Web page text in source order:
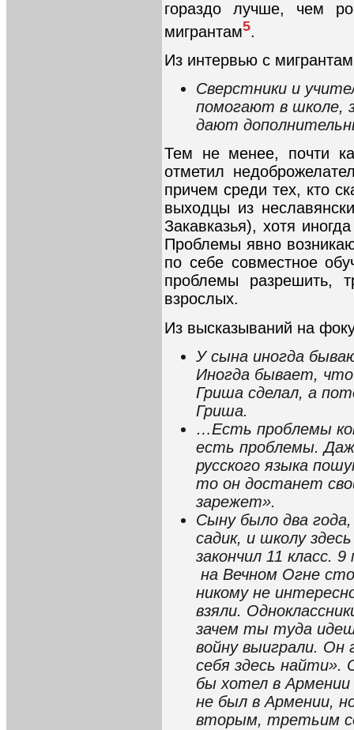
гораздо лучше, чем
мигрантам5
Из интервью с
Сверстники и
помогают в школе,
дают
Тем не менее, почти
отметил
причем среди тех, кто
выходцы из
Закавказья), хотя
Проблемы явно
по себе совместное
проблемы разрешить,
взрослых.
Из высказываний на
У сына иногда
Иногда бывает,
Гриша сделал, а
Гриша.
…Есть проблемы
есть проблемы.
русского языка
то он достанет
зарежет».
Сыну было два
садик, и школу
закончил 11 класс.
на Вечном Огне
никому не
взяли.
зачем ты туда
войну выиграли. Он
себя здесь найти».
бы хотел в
не был в Армении,
вторым, третьим